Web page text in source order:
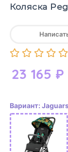
Коляска
23 165 ₽
Вариант: